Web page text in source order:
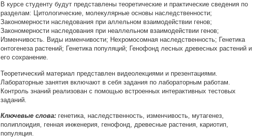
В курсе студенту будут представлены теоретические и практические сведения по
разделам: Цитологические, молекулярные основы наследственности;
Закономерности наследования при аллельном взаимодействии генов;
Закономерности наследования при неаллельном взаимодействии генов;
Изменчивость. Виды изменчивости; Нехромосомная наследственность; Генетика
онтогенеза растений; Генетика популяций; Генофонд лесных древесных растений и
его сохранение.
Теоретический материал представлен видеолекциями и презентациями.
Лабораторные занятия включают в себя задания по лабораторным работам.
Контроль знаний реализован с помощью встроенных интерактивных тестовых
заданий.
Ключевые слова:генетика, наследственность, изменчивость, мутагенез,
полиплоидия, генная инженерия, генофонд, древесные растения, кариотип,
популяция.